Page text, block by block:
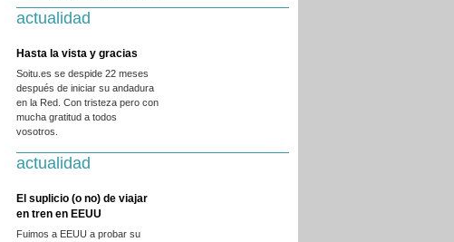
actualidad
Hasta la vista y gracias
Soitu.es se despide 22 meses
después de iniciar su andadura
en la Red. Con tristeza pero con
mucha gratitud a todos
vosotros.
actualidad
El suplicio (o no) de viajar
en tren en EEUU
Fuimos a EEUU a probar su